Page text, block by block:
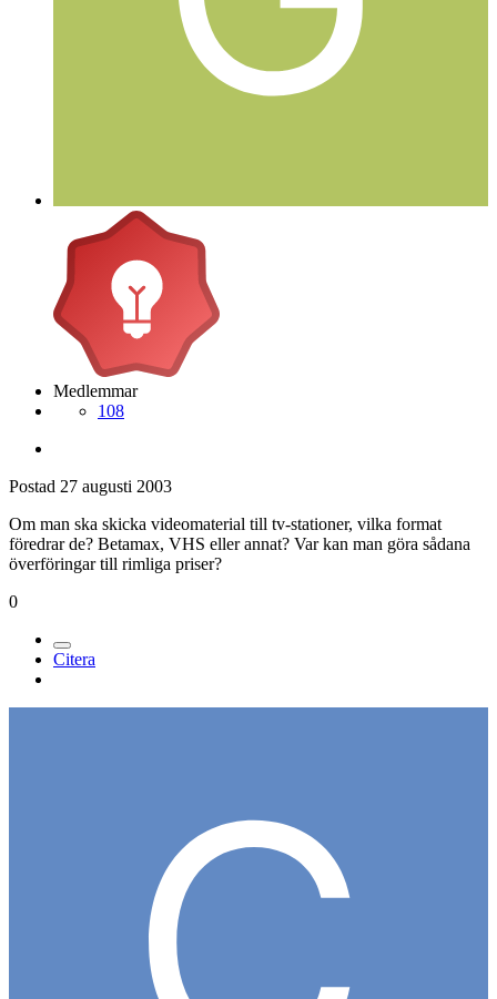
Medlemmar
108
Postad 27 augusti 2003
Om man ska skicka videomaterial till tv-stationer, vilka format
föredrar de? Betamax, VHS eller annat? Var kan man göra sådana
överföringar till rimliga priser?
0
Citera